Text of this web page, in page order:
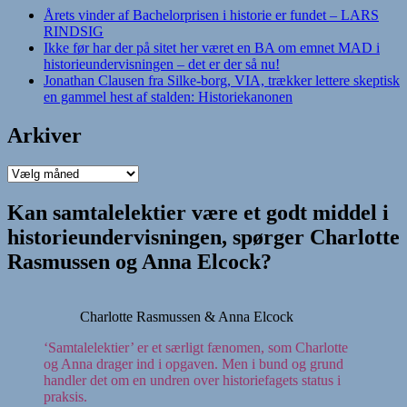
Årets vinder af Bachelorprisen i historie er fundet – LARS
RINDSIG
Ikke før har der på sitet her været en BA om emnet MAD i
historieundervisningen – det er der så nu!
Jonathan Clausen fra Silke-borg, VIA, trækker lettere skeptisk
en gammel hest af stalden: Historiekanonen
Arkiver
Arkiver
Kan samtalelektier være et godt middel i
historieundervisningen, spørger Charlotte
Rasmussen og Anna Elcock?
Charlotte Rasmussen & Anna Elcock
‘Samtalelektier’ er et særligt fænomen, som Charlotte
og Anna drager ind i opgaven. Men i bund og grund
handler det om en undren over historiefagets status i
praksis.